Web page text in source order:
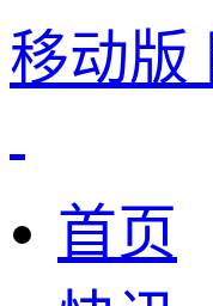
移动版
首页